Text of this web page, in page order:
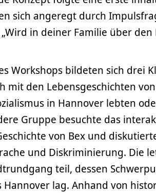
sich angeregt durch
in deiner Familie über
Workshops bildeten sich drei
mit den Lebensgeschichten
in Hannover lebten
Gruppe besuchte das
von Bex und
und Diskriminierung. Die
teil, dessen
lag. Anhand von